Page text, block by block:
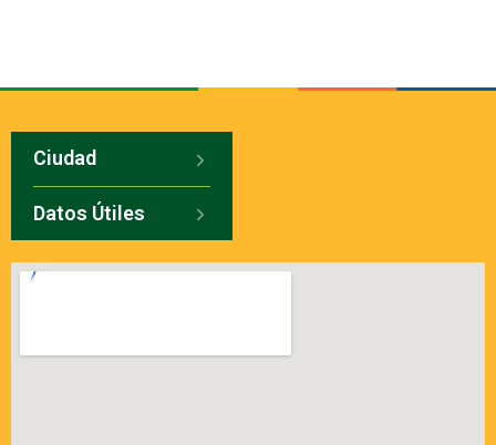
Ciudad
Datos Útiles